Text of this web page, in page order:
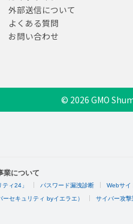
外部送信について
よくある質問
お問い合わせ
© 2026 GMO